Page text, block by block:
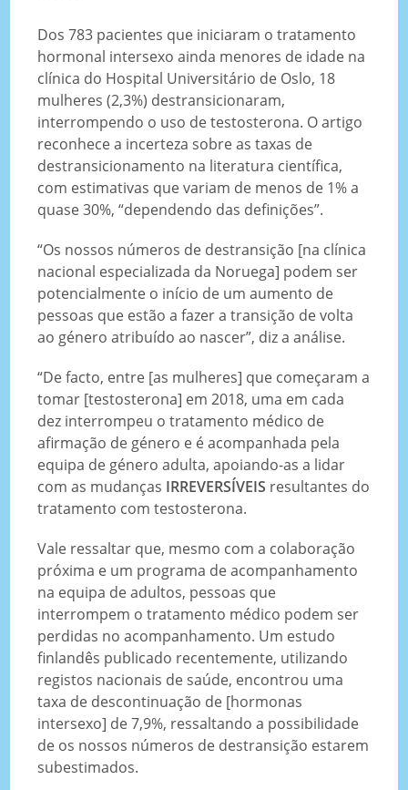
Dos 783 pacientes que iniciaram o tratamento
hormonal intersexo ainda menores de idade na
clínica do Hospital Universitário de Oslo, 18
mulheres (2,3%) destransicionaram,
interrompendo o uso de testosterona. O artigo
reconhece a incerteza sobre as taxas de
destransicionamento na literatura científica,
com estimativas que variam de menos de 1% a
quase 30%, “dependendo das definições”.
“Os nossos números de destransição [na clínica
nacional especializada da Noruega] podem ser
potencialmente o início de um aumento de
pessoas que estão a fazer a transição de volta
ao género atribuído ao nascer”, diz a análise.
“De facto, entre [as mulheres] que começaram a
tomar [testosterona] em 2018, uma em cada
dez interrompeu o tratamento médico de
afirmação de género e é acompanhada pela
equipa de género adulta, apoiando-as a lidar
com as mudanças IRREVERSÍVEIS resultantes do
tratamento com testosterona.
Vale ressaltar que, mesmo com a colaboração
próxima e um programa de acompanhamento
na equipa de adultos, pessoas que
interrompem o tratamento médico podem ser
perdidas no acompanhamento. Um estudo
finlandês publicado recentemente, utilizando
registos nacionais de saúde, encontrou uma
taxa de descontinuação de [hormonas
intersexo] de 7,9%, ressaltando a possibilidade
de os nossos números de destransição estarem
subestimados.